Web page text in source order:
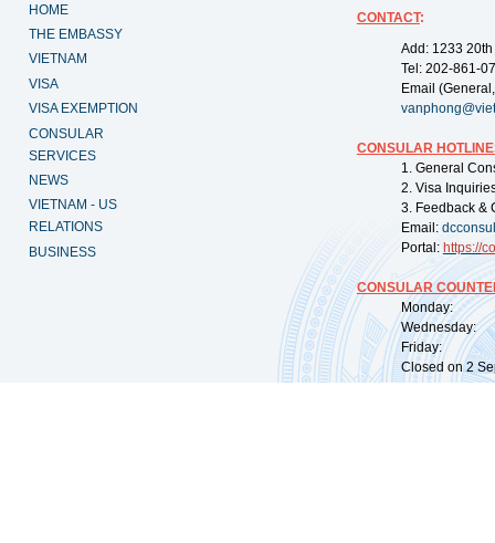
HOME
THE EMBASSY
VIETNAM
VISA
VISA EXEMPTION
CONSULAR
SERVICES
NEWS
VIETNAM - US
RELATIONS
BUSINESS
CONTACT:
Add: 1233
Tel: 202-861-
Email
CONSULAR
1. General
2. Visa
3. Feedback &
Email:
Portal: https://
CONSULAR
Monday:
Wednesday:
Friday:
Closed on 2